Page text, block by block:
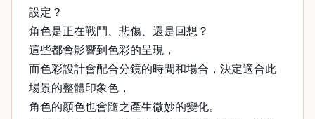
設定？
角色是正在戰鬥、悲傷、還是回想？
這些都會影響到色彩的呈現，
而色彩設計會配合分鏡的時間和場合，決定適合此
場景的整體印象色，
角色的顏色也會隨之產生微妙的變化。